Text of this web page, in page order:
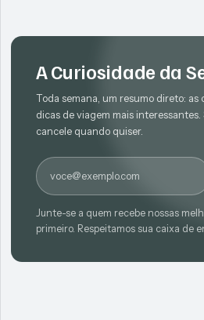
A Curiosidade da
Toda semana, um resumo direto: as
dicas de viagem mais interessantes.
cancele quando quiser.
E-mail
Junte-se a quem recebe nossas
primeiro. Respeitamos sua caixa de